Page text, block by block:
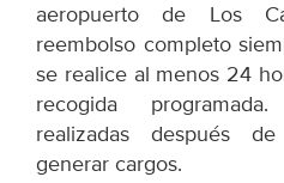
aeropuerto de Los
reembolso completo
se realice al menos 24
recogida
realizadas después
generar cargos.